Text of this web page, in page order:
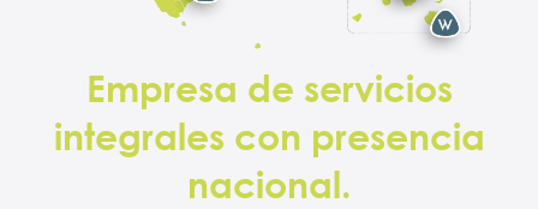
Empresa de servicios
integrales con presencia
nacional.